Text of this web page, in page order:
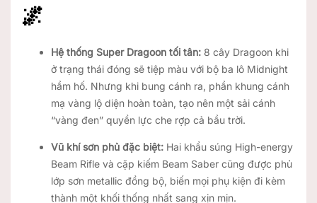
🌌
Hệ thống Super Dragoon tối tân: 8 cây Dragoon khi
ở trạng thái đóng sẽ tiệp màu với bộ ba lô Midnight
hầm hố. Nhưng khi bung cánh ra, phần khung cánh
mạ vàng lộ diện hoàn toàn, tạo nên một sải cánh
“vàng đen” quyền lực che rợp cả bầu trời.
Vũ khí sơn phủ đặc biệt: Hai khẩu súng High-energy
Beam Rifle và cặp kiếm Beam Saber cũng được phủ
lớp sơn metallic đồng bộ, biến mọi phụ kiện đi kèm
thành một khối thống nhất sang xịn mịn.